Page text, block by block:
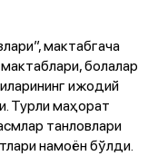
мактабгача
болалар
ижодий
Турли маҳорат
танловлари
намоён бўлди.